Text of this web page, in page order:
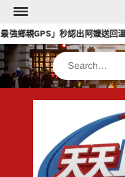
Skip
content
親GPS」秒認出阿嬤送回溫暖
Search